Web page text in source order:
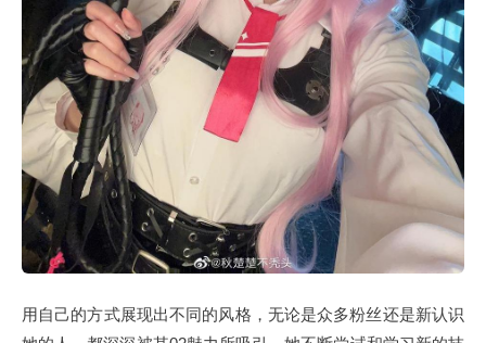
用自己的方式展现出不同的风格，无论是众多粉丝还是新认识